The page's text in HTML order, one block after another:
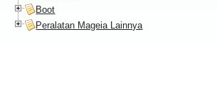
Boot
Peralatan Mageia Lainnya